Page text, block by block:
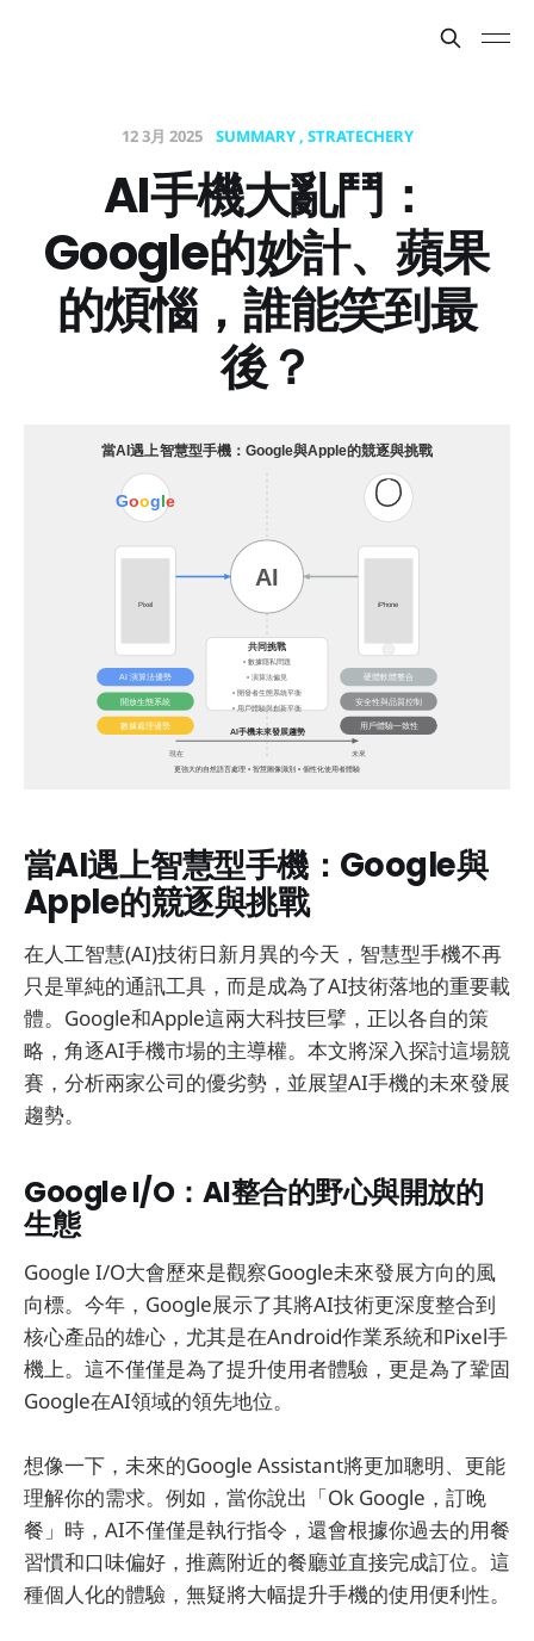
12 3月 2025 SUMMARY STRATECHERY
AI手機大亂鬥：
Google的妙計、蘋果
的煩惱，誰能笑到最
後？
當AI遇上智慧型手機：Google與
Apple的競逐與挑戰
在人工智慧(AI)技術日新月異的今天，智慧型手機不再
只是單純的通訊工具，而是成為了AI技術落地的重要載
體。Google和Apple這兩大科技巨擘，正以各自的策
略，角逐AI手機市場的主導權。本文將深入探討這場競
賽，分析兩家公司的優劣勢，並展望AI手機的未來發展
趨勢。
Google I/O：AI整合的野心與開放的
生態
Google I/O大會歷來是觀察Google未來發展方向的風
向標。今年，Google展示了其將AI技術更深度整合到
核心產品的雄心，尤其是在Android作業系統和Pixel手
機上。這不僅僅是為了提升使用者體驗，更是為了鞏固
Google在AI領域的領先地位。
想像一下，未來的Google Assistant將更加聰明、更能
理解你的需求。例如，當你說出「Ok Google，訂晚
餐」時，AI不僅僅是執行指令，還會根據你過去的用餐
習慣和口味偏好，推薦附近的餐廳並直接完成訂位。這
種個人化的體驗，無疑將大幅提升手機的使用便利性。